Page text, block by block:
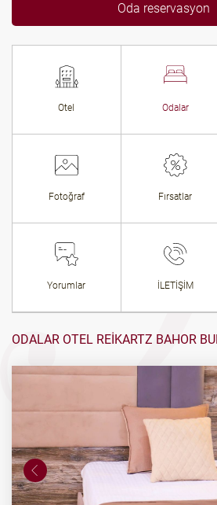
Oda reservasyon
Otel Odalar
Fotoğraf Fırsatlar
Yorumlar İLETİŞİM
ODALAR OTEL REIKARTZ BAHOR